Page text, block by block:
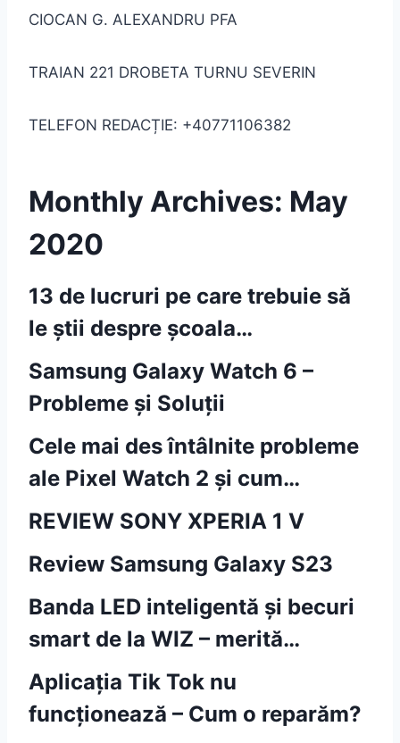
CIOCAN G. ALEXANDRU PFA
TRAIAN 221 DROBETA TURNU SEVERIN
TELEFON REDACȚIE: +40771106382
Monthly Archives: May
2020
13 de lucruri pe care trebuie să
le știi despre școala…
Samsung Galaxy Watch 6 –
Probleme și Soluții
Cele mai des întâlnite probleme
ale Pixel Watch 2 și cum…
REVIEW SONY XPERIA 1 V
Review Samsung Galaxy S23
Banda LED inteligentă și becuri
smart de la WIZ – merită…
Aplicația Tik Tok nu
funcționează – Cum o reparăm?